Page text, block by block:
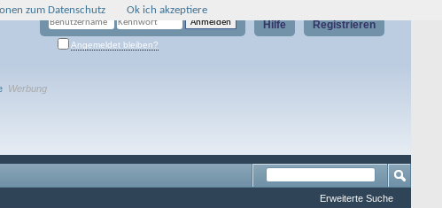
Registrieren
Hilfe
Angemeldet bleiben?
Werbung
Erweiterte Suche
zum Datenschutz Ok ich akzeptiere